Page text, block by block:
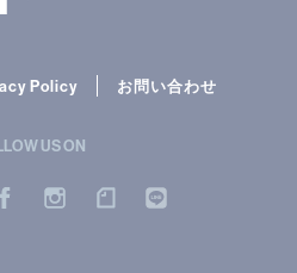
Policy お問い合わせ
US ON